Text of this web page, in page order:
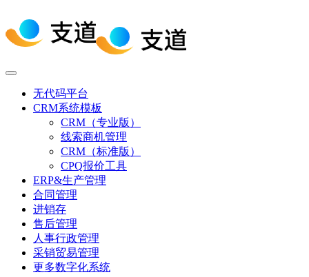
无代码平台
CRM系统模板
CRM（专业版）
线索商机管理
CRM（标准版）
CPQ报价工具
ERP&生产管理
合同管理
进销存
售后管理
人事行政管理
采销贸易管理
更多数字化系统